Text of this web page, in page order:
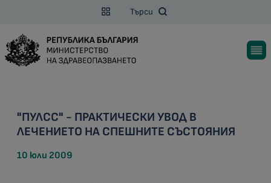
Търси
"ПУЛСС" - ПРАКТИЧЕСКИ УВОД В
ЛЕЧЕНИЕТО НА СПЕШНИТЕ СЪСТОЯНИЯ
10 юли 2009